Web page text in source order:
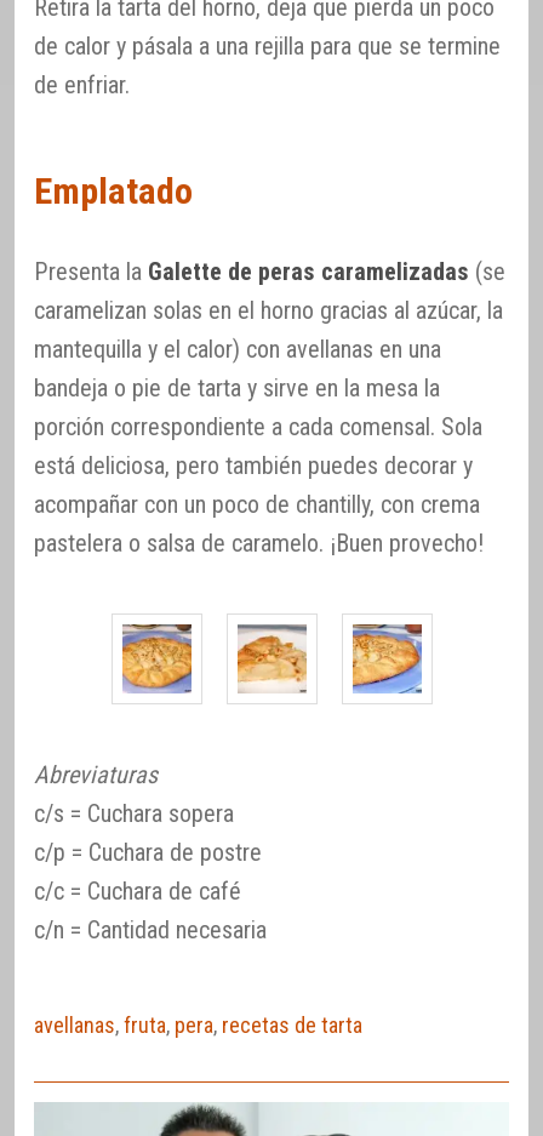
Retira la tarta del horno, deja que pierda un poco
de calor y pásala a una rejilla para que se termine
de enfriar.
Emplatado
Presenta la Galette de peras caramelizadas (se
caramelizan solas en el horno gracias al azúcar, la
mantequilla y el calor) con avellanas en una
bandeja o pie de tarta y sirve en la mesa la
porción correspondiente a cada comensal. Sola
está deliciosa, pero también puedes decorar y
acompañar con un poco de chantilly, con crema
pastelera o salsa de caramelo. ¡Buen provecho!
Abreviaturas
c/s = Cuchara sopera
c/p = Cuchara de postre
c/c = Cuchara de café
c/n = Cantidad necesaria
avellanas,fruta, pera, recetas de tarta